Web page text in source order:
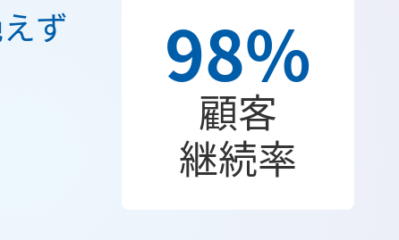
ず 98%
顧客
継続率